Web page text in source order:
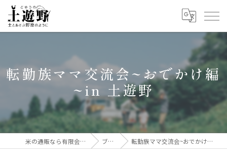
転勤族ママ交流会~おでかけ編
~in 土遊野
米の通販なら有限会社土遊野 ブログ 転勤族ママ交流会~おでかけ編~in 土遊野